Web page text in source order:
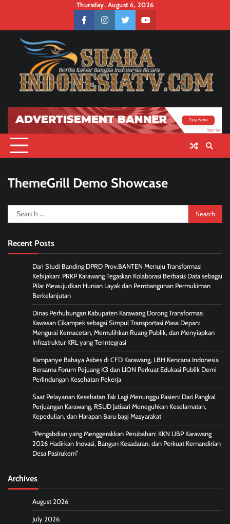
content
Thursday, August 6, 2026
facebookinstagramtwitteryoutube
ThemeGrill Demo Showcase
Search
for:
Recent Posts
Dari Studi Banding DPRD Prov.BANTEN Menuju Transformasi
Kebijakan: PRKP Karawang Tegaskan Kolaborasi Berbasis Data sebagai
Pilar Mewujudkan Hunian Layak dan Pembangunan Permukiman
Berkelanjutan
Dinas Perhubungan Kabupaten Karawang Dorong Transformasi
Kawasan Cikampek sebagai Simpul Transportasi Masa Depan:
Mengurai Kemacetan, Memulihkan Ruang Publik, dan Menyiapkan
Infrastruktur KRL yang Terintegrasi
Kampanye Bahaya Asbes di CFD Karawang, LBH Kencana Indonesia
Bersama Forum Pejuang K3 dan LION Perkuat Edukasi Publik Demi
Perlindungan Kesehatan Pekerja
Saat Pelayanan Kesehatan Tak Lagi Menunggu Pasien: Dari Pangkal
Perjuangan Karawang, RSUD Jatisari Meneguhkan Keselamatan,
Kepedulian, dan Harapan Baru bagi Masyarakat
“Pengabdian yang Menggerakkan Perubahan: KKN UBP Karawang
2026 Hadirkan Inovasi, Bangun Kesadaran, dan Perkuat Kemandirian
Desa Pasirukem”
Archives
August 2026
July 2026